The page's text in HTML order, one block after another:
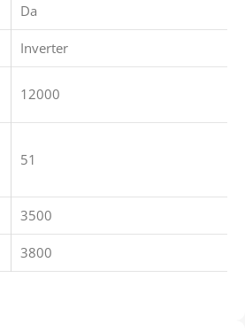
Da
Inverter
12000
51
3500
3800